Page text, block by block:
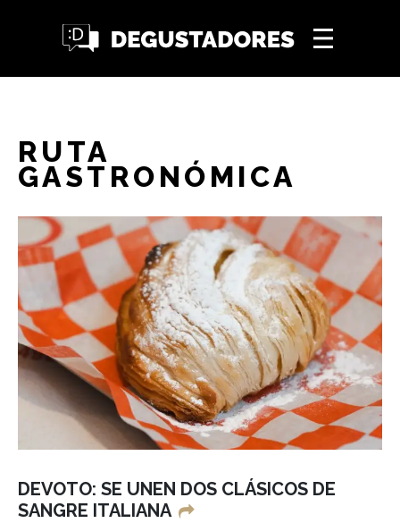
RUTA
GASTRONÓMICA
DEVOTO: SE UNEN DOS CLÁSICOS DE
SANGRE ITALIANA